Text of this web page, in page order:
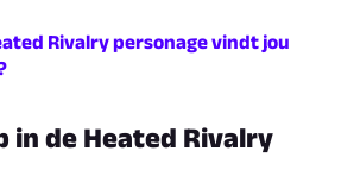
Rivalry personage vindt jou
in de Heated Rivalry